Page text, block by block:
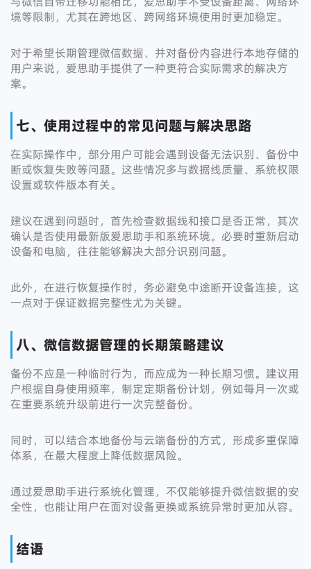
境等限制，尤其在跨地区、跨网络环境使用时更加稳定。
对于希望长期管理微信数据、并对备份内容进行本地存储的
用户来说，爱思助手提供了一种更符合实际需求的解决方
案。
七、使用过程中的常见问题与解决思路
在实际操作中，部分用户可能会遇到设备无法识别、备份中
断或恢复失败等问题。这些情况多与数据线质量、系统权限
设置或软件版本有关。
建议在遇到问题时，首先检查数据线和接口是否正常，其次
确认是否使用最新版爱思助手和系统环境。必要时重新启动
设备和电脑，往往能够解决大部分识别问题。
此外，在进行恢复操作时，务必避免中途断开设备连接，这
一点对于保证数据完整性尤为关键。
八、微信数据管理的长期策略建议
备份不应是一种临时行为，而应成为一种长期习惯。建议用
户根据自身使用频率，制定定期备份计划，例如每月一次或
在重要系统升级前进行一次完整备份。
同时，可以结合本地备份与云端备份的方式，形成多重保障
体系，在最大程度上降低数据风险。
通过爱思助手进行系统化管理，不仅能够提升微信数据的安
全性，也能让用户在面对设备更换或系统异常时更加从容。
结语